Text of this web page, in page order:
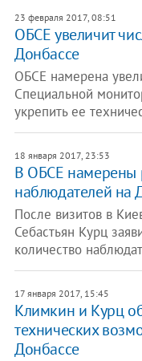
23 февраля 2017, 08:51
ОБСЕ увеличит
Донбассе
ОБСЕ намерена
Специальной
укрепить ее
18 января 2017, 23:53
В ОБСЕ намерены
наблюдателей на
После визитов в
Себастьян Курц
количество
17 января 2017, 15:45
Климкин и Курц
технических
Донбассе